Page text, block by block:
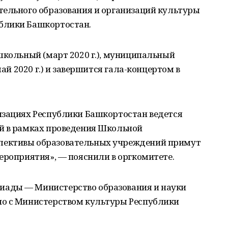
образования и организаций культуры
Башкортостан.
(март 2020 г.), муниципальный
2020 г.) и завершится гала-концертом в
Республики Башкортостан ведется
в рамках проведения Школьной
образовательных учреждений примут
— пояснили в оргкомитете.
— Министерство образования и науки
с Министерством культуры Республики